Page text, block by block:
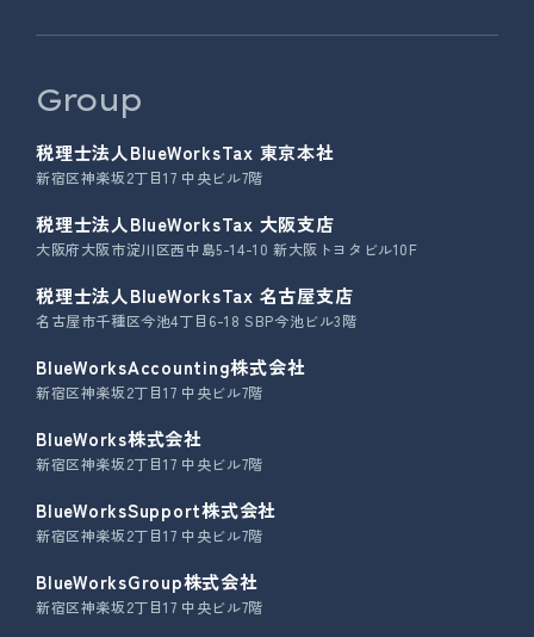
Group
税理士法人BlueWorksTax 東京本社
新宿区神楽坂2丁目17 中央ビル7階
税理士法人BlueWorksTax 大阪支店
大阪府大阪市淀川区西中島5-14-10 新大阪トヨタビル10F
税理士法人BlueWorksTax 名古屋支店
名古屋市千種区今池4丁目6-18 SBP今池ビル3階
BlueWorksAccounting株式会社
新宿区神楽坂2丁目17 中央ビル7階
BlueWorks株式会社
新宿区神楽坂2丁目17 中央ビル7階
BlueWorksSupport株式会社
新宿区神楽坂2丁目17 中央ビル7階
BlueWorksGroup株式会社
新宿区神楽坂2丁目17 中央ビル7階